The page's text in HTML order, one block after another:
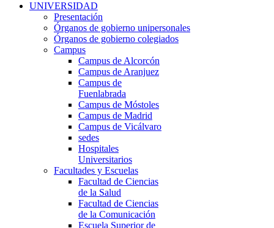
UNIVERSIDAD
Presentación
Órganos de gobierno unipersonales
Órganos de gobierno colegiados
Campus
Campus de Alcorcón
Campus de Aranjuez
Campus de
Fuenlabrada
Campus de Móstoles
Campus de Madrid
Campus de Vicálvaro
sedes
Hospitales
Universitarios
Facultades y Escuelas
Facultad de Ciencias
de la Salud
Facultad de Ciencias
de la Comunicación
Escuela Superior de